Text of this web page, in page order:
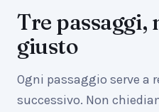
Tre passaggi,
giusto
Ogni passaggio serve a
successivo. Non